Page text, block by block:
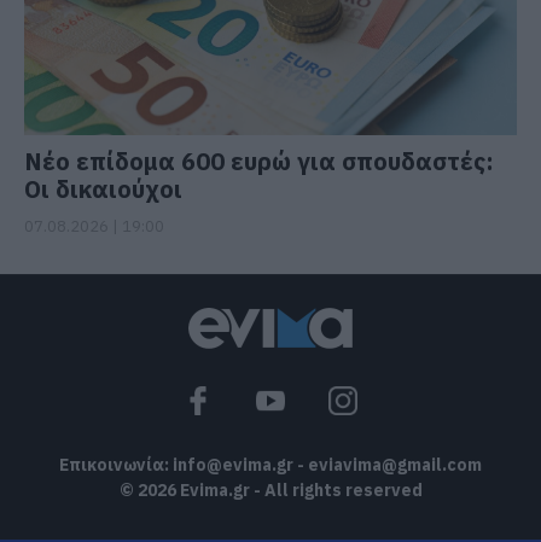
Νέο επίδομα 600 ευρώ για σπουδαστές:
Οι δικαιούχοι
Επικοινωνία: info@evima.gr - eviavima@gmail.com
© 2026 Evima.gr - All rights reserved